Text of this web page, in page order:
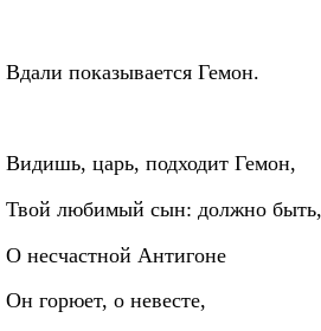
Вдали показывается Гемон.
Видишь, царь, подходит Гемон,
Твой любимый сын: должно быть,
О несчастной Антигоне
Он горюет, о невесте,